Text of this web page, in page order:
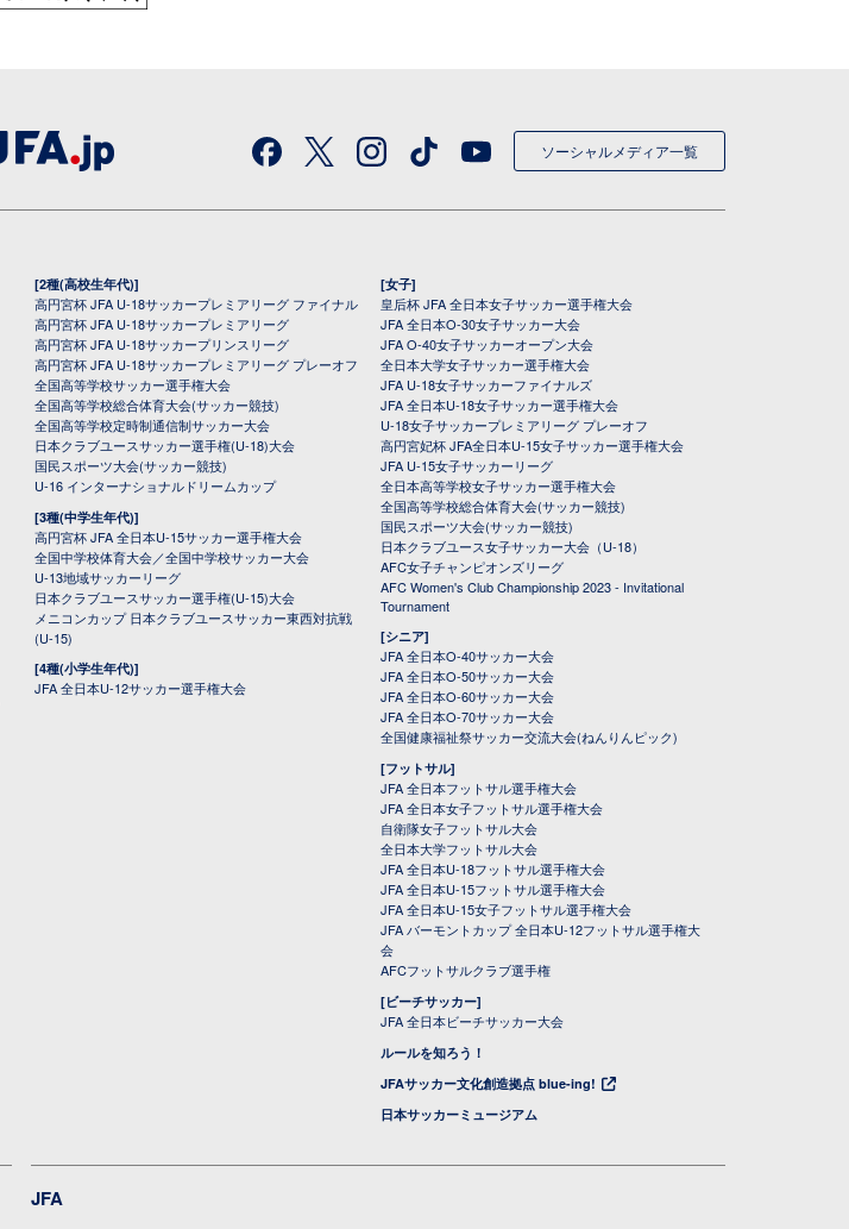
ソーシャルメディア一覧
[2種(高校生年代)]
高円宮杯 JFA U-18サッカープレミアリーグ ファイナル
高円宮杯 JFA U-18サッカープレミアリーグ
高円宮杯 JFA U-18サッカープリンスリーグ
高円宮杯 JFA U-18サッカープレミアリーグ プレーオフ
全国高等学校サッカー選手権大会
全国高等学校総合体育大会(サッカー競技)
全国高等学校定時制通信制サッカー大会
日本クラブユースサッカー選手権(U-18)大会
国民スポーツ大会(サッカー競技)
U-16 インターナショナルドリームカップ
[3種(中学生年代)]
高円宮杯 JFA 全日本U-15サッカー選手権大会
全国中学校体育大会／全国中学校サッカー大会
U-13地域サッカーリーグ
日本クラブユースサッカー選手権(U-15)大会
メニコンカップ 日本クラブユースサッカー東西対抗戦
(U-15)
[4種(小学生年代)]
JFA 全日本U-12サッカー選手権大会
[女子]
皇后杯 JFA 全日本女子サッカー選手権大会
JFA 全日本O-30女子サッカー大会
JFA O-40女子サッカーオープン大会
全日本大学女子サッカー選手権大会
JFA U-18女子サッカーファイナルズ
JFA 全日本U-18女子サッカー選手権大会
U-18女子サッカープレミアリーグ プレーオフ
高円宮妃杯 JFA全日本U-15女子サッカー選手権大会
JFA U-15女子サッカーリーグ
全日本高等学校女子サッカー選手権大会
全国高等学校総合体育大会(サッカー競技)
国民スポーツ大会(サッカー競技)
日本クラブユース女子サッカー大会（U-18）
AFC女子チャンピオンズリーグ
AFC Women's Club Championship 2023 - Invitational
Tournament
[シニア]
JFA 全日本O-40サッカー大会
JFA 全日本O-50サッカー大会
JFA 全日本O-60サッカー大会
JFA 全日本O-70サッカー大会
全国健康福祉祭サッカー交流大会(ねんりんピック)
[フットサル]
JFA 全日本フットサル選手権大会
JFA 全日本女子フットサル選手権大会
自衛隊女子フットサル大会
全日本大学フットサル大会
JFA 全日本U-18フットサル選手権大会
JFA 全日本U-15フットサル選手権大会
JFA 全日本U-15女子フットサル選手権大会
JFA バーモントカップ 全日本U-12フットサル選手権大
会
AFCフットサルクラブ選手権
[ビーチサッカー]
JFA 全日本ビーチサッカー大会
ルールを知ろう！
JFAサッカー文化創造拠点 blue-ing!
日本サッカーミュージアム
JFA